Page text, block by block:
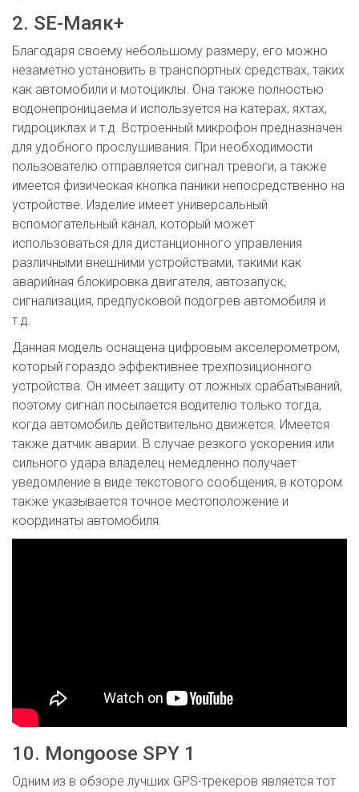
2. SE-Маяк+
Благодаря своему небольшому размеру, его можно
незаметно установить в транспортных средствах, таких
как автомобили и мотоциклы. Она также полностью
водонепроницаема и используется на катерах, яхтах,
гидроциклах и т.д. Встроенный микрофон предназначен
для удобного прослушивания. При необходимости
пользователю отправляется сигнал тревоги, а также
имеется физическая кнопка паники непосредственно на
устройстве. Изделие имеет универсальный
вспомогательный канал, который может
использоваться для дистанционного управления
различными внешними устройствами, такими как
аварийная блокировка двигателя, автозапуск,
сигнализация, предпусковой подогрев автомобиля и
т.д.
Данная модель оснащена цифровым акселерометром,
который гораздо эффективнее трехпозиционного
устройства. Он имеет защиту от ложных срабатываний,
поэтому сигнал посылается водителю только тогда,
когда автомобиль действительно движется. Имеется
также датчик аварии. В случае резкого ускорения или
сильного удара владелец немедленно получает
уведомление в виде текстового сообщения, в котором
также указывается точное местоположение и
координаты автомобиля.
10. Mongoose SPY 1
Одним из в обзоре лучших GPS-трекеров является тот